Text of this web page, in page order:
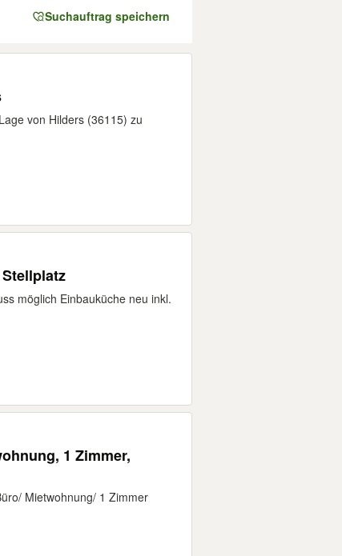
Suchauftrag speichern
von Hilders (36115) zu
möglich Einbauküche neu inkl.
Mietwohnung/ 1 Zimmer